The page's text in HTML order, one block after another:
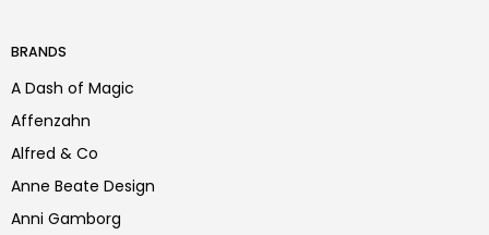
BRANDS
A Dash of Magic
Affenzahn
Alfred & Co
Anne Beate Design
Anni Gamborg